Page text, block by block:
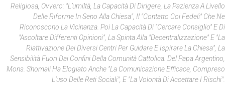
Religiosa, Ovvero: "l’umiltà, La Capacità Di Dirigere, La Pazienza A Livello
Delle Riforme In Seno Alla Chiesa", Il "contatto Coi Fedeli" Che Ne
Riconoscono La Vicinanza. Poi La Capacità Di "cercare Consiglio" E Di
"ascoltare Differenti Opinioni", La Spinta Alla "decentralizzazione" E "la
Riattivazione Dei Diversi Centri Per Guidare E Ispirare La Chiesa", La
Sensibilità Fuori Dai Confini Della Comunità Cattolica. Del Papa Argentino,
Mons. Shomali Ha Elogiato Anche "la Comunicazione Efficace, Compreso
L’uso Delle Reti Sociali", E "la Volontà Di Accettare I Rischi".